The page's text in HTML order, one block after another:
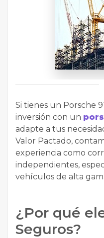
Si tienes un Porsche
inversión con un
adapte a tus
Valor Pactado,
experiencia como
independientes,
vehículos de alta
¿Por qué
Seguros?